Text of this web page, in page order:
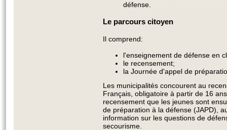
défense.
Le parcours citoyen
Il comprend:
l'enseignement de défense en
le recensement;
la Journée d'appel de
Les municipalités concourent au
Français, obligatoire à partir de 16
recensement que les jeunes sont
de préparation à la défense (JAPD),
information sur les questions de
secourisme.